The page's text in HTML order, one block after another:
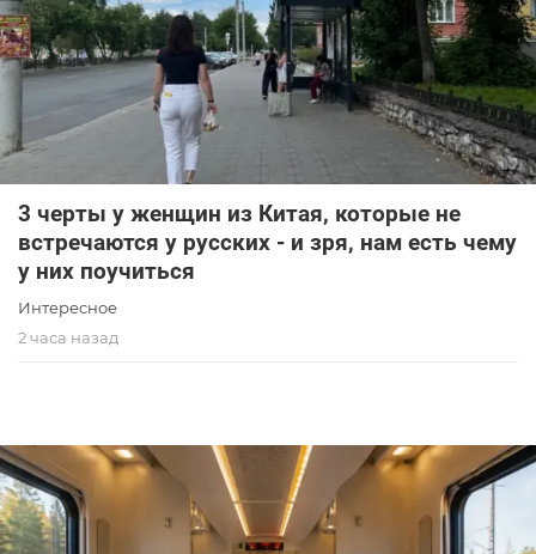
3 черты у женщин из Китая, которые не
встречаются у русских - и зря, нам есть чему
у них поучиться
Интересное
2 часа назад